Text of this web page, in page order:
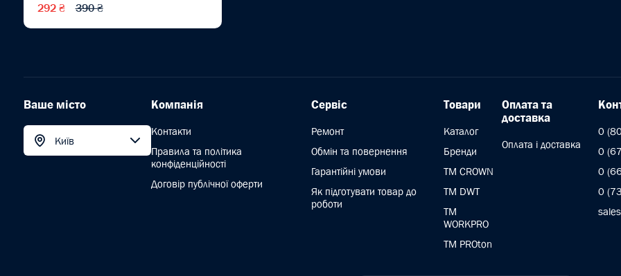
292 ₴ 390 ₴
Ваше місто
Київ
Компанія
Контакти
Правила та політика
конфіденційності
Договір публічної оферти
Сервіс
Ремонт
Обмін та повернення
Гарантійні умови
Як підготувати товар до
роботи
Товари
Каталог
Бренди
ТМ CROWN
TM DWT
ТМ
WORKPRO
TM PROton
Оплата та
доставка
Оплата і доставка
0
0
0
0